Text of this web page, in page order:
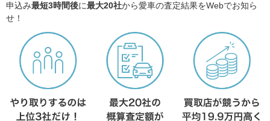
申込み最短3時間後に最大20社から愛車の査定結果をWebでお知ら
せ！